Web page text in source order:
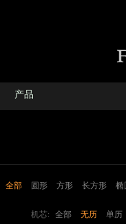
产品
全部 圆形 方形 长方形
椭
机芯: 全部 无历 单历